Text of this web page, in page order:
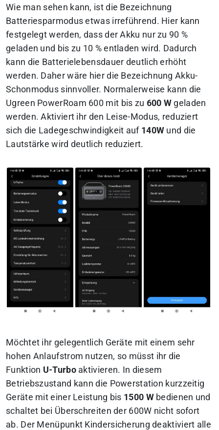
Wie man sehen kann, ist die Bezeichnung
Batteriesparmodus etwas irreführend. Hier kann
festgelegt werden, dass der Akku nur zu 90 %
geladen und bis zu 10 % entladen wird. Dadurch
kann die Batterielebensdauer deutlich erhöht
werden. Daher wäre hier die Bezeichnung Akku-
Schonmodus sinnvoller. Normalerweise kann die
Ugreen PowerRoam 600 mit bis zu 600 W geladen
werden. Aktiviert ihr den Leise-Modus, reduziert
sich die Ladegeschwindigkeit auf 140W und die
Lautstärke wird deutlich reduziert.
Möchtet ihr gelegentlich Geräte mit einem sehr
hohen Anlaufstrom nutzen, so müsst ihr die
Funktion U-Turboaktivieren. In diesem
Betriebszustand kann die Powerstation kurzzeitig
Geräte mit einer Leistung bis 1500 Wbedienen und
schaltet bei Überschreiten der 600W nicht sofort
ab. Der Menüpunkt Kindersicherung deaktiviert alle